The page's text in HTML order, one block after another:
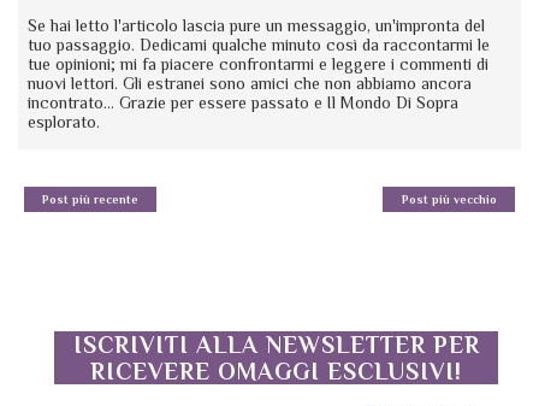
Se hai letto l'articolo lascia pure un messaggio, un'impronta del
tuo passaggio. Dedicami qualche minuto così da raccontarmi le
tue opinioni; mi fa piacere confrontarmi e leggere i commenti di
nuovi lettori. Gli estranei sono amici che non abbiamo ancora
incontrato... Grazie per essere passato e Il Mondo Di Sopra
esplorato.
Post più recente Post più vecchio
ISCRIVITI ALLA NEWSLETTER PER
RICEVERE OMAGGI ESCLUSIVI!